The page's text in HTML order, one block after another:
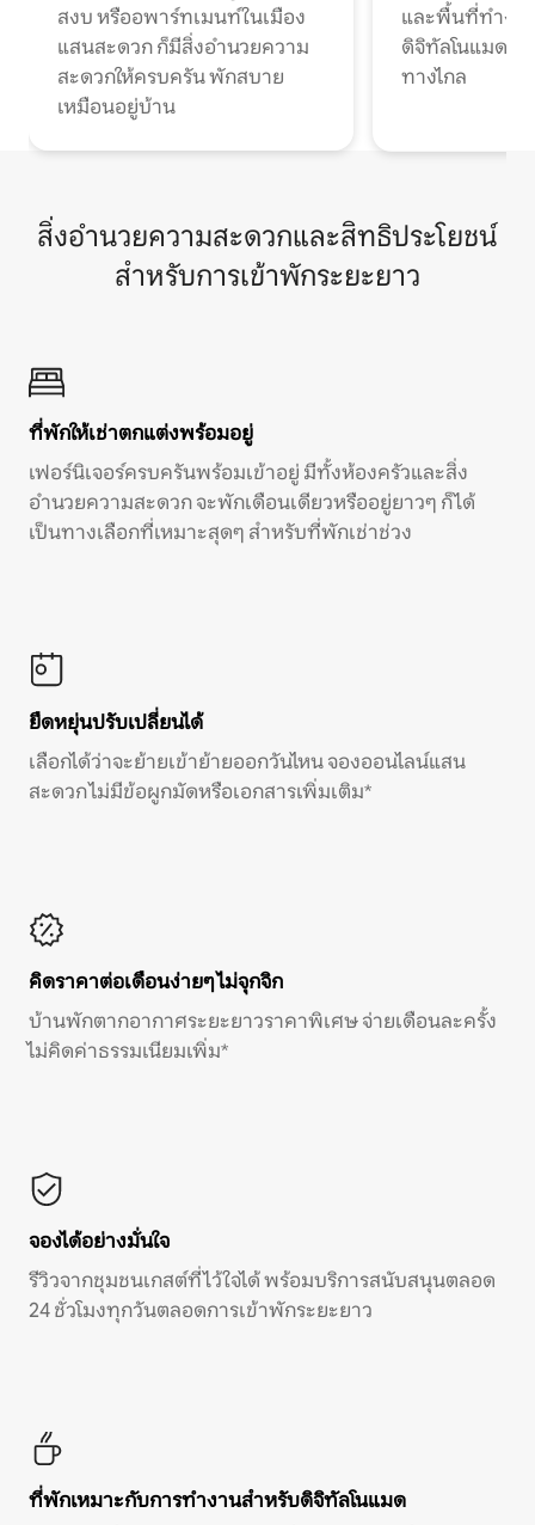
สงบ หรืออพาร์ทเมนท์ในเมือง
แสนสะดวก ก็มีสิ่งอำนวยความ
สะดวกให้ครบครัน พักสบาย
เหมือนอยู่บ้าน
และพื้นที่ทำงา
ดิจิทัลโนแมดแ
ทางไกล
สิ่งอำนวยความสะดวกและสิทธิประโยชน์
สำหรับการเข้าพักระยะยาว
ที่พักให้เช่าตกแต่งพร้อมอยู่
เฟอร์นิเจอร์ครบครันพร้อมเข้าอยู่ มีทั้งห้องครัวและสิ่ง
อำนวยความสะดวก จะพักเดือนเดียวหรืออยู่ยาวๆ ก็ได้
เป็นทางเลือกที่เหมาะสุดๆ สำหรับที่พักเช่าช่วง
ยืดหยุ่นปรับเปลี่ยนได้
เลือกได้ว่าจะย้ายเข้าย้ายออกวันไหน จองออนไลน์แสน
สะดวก ไม่มีข้อผูกมัดหรือเอกสารเพิ่มเติม*
คิดราคาต่อเดือนง่ายๆ ไม่จุกจิก
บ้านพักตากอากาศระยะยาวราคาพิเศษ จ่ายเดือนละครั้ง
ไม่คิดค่าธรรมเนียมเพิ่ม*
จองได้อย่างมั่นใจ
รีวิวจากชุมชนเกสต์ที่ไว้ใจได้ พร้อมบริการสนับสนุนตลอด
24 ชั่วโมงทุกวันตลอดการเข้าพักระยะยาว
ที่พักเหมาะกับการทำงานสำหรับดิจิทัลโนแมด